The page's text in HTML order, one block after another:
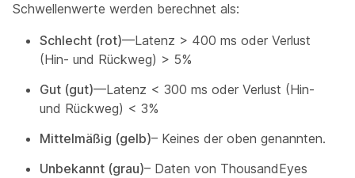
Schwellenwerte werden berechnet als:
Schlecht (rot)—Latenz > 400 ms oder Verlust
(Hin- und Rückweg) > 5%
Gut (gut)—Latenz < 300 ms oder Verlust (Hin-
und Rückweg) < 3%
Mittelmäßig (gelb)– Keines der oben genannten.
Unbekannt (grau)– Daten von ThousandEyes